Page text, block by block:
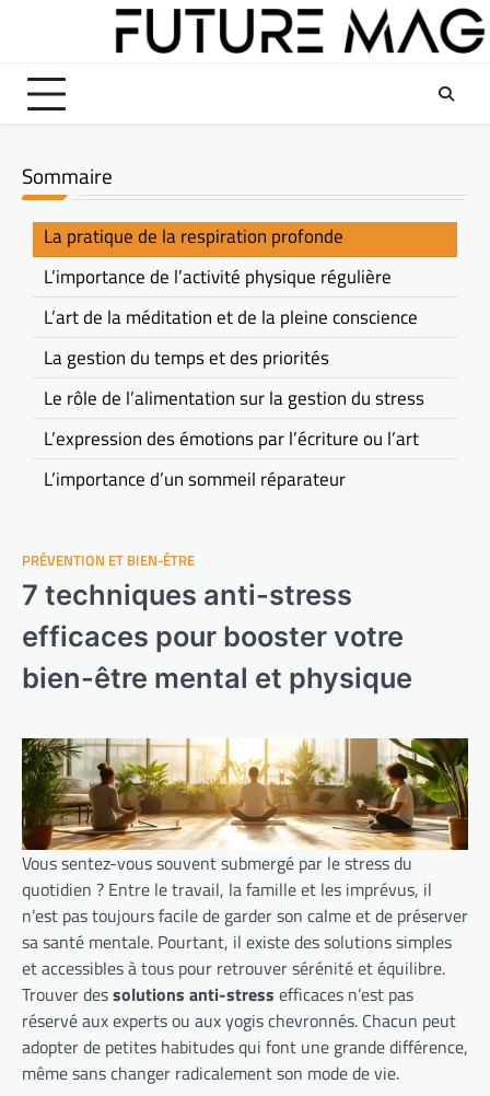
PRÉVENTION ET BIEN-ÊTRE
7 techniques anti-stress
efficaces pour booster votre
bien-être mental et physique
Vous sentez-vous souvent submergé par le stress du
quotidien ? Entre le travail, la famille et les imprévus, il
n’est pas toujours facile de garder son calme et de préserver
sa santé mentale. Pourtant, il existe des solutions simples
et accessibles à tous pour retrouver sérénité et équilibre.
Trouver dessolutions anti-stress efficaces n’est pas
réservé aux experts ou aux yogis chevronnés. Chacun peut
adopter de petites habitudes qui font une grande différence,
même sans changer radicalement son mode de vie.
Sommaire
La pratique de la respiration profonde
L’importance de l’activité physique régulière
L’art de la méditation et de la pleine conscience
La gestion du temps et des priorités
Le rôle de l’alimentation sur la gestion du stress
L’expression des émotions par l’écriture ou l’art
L’importance d’un sommeil réparateur